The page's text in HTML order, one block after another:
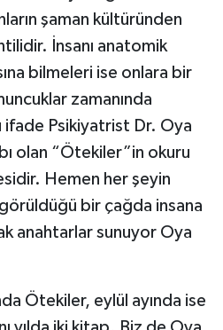
şaman kültüründen
İnsanı anatomik
bilmeleri ise onlara bir
zamanında
ifade Psikiyatrist Dr. Oya
olan “Ötekiler”in okuru
Hemen her şeyin
bir çağda insana
anahtarlar sunuyor Oya
Ötekiler, eylül ayında ise